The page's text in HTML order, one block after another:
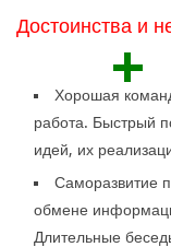
Достоинства и
+
Хорошая
работа. Быстрый
идей, их
Саморазвитие
обмене
Длительные